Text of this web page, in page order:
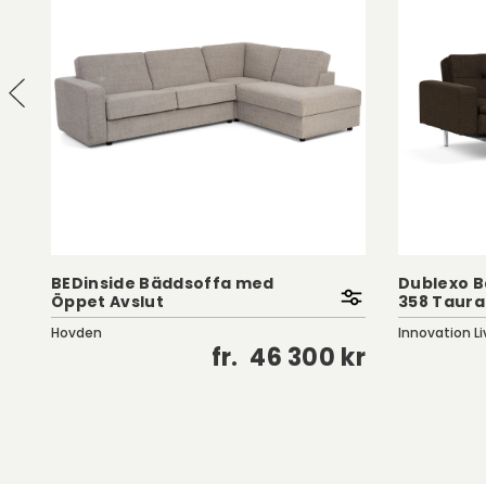
BEDinside Bäddsoffa med
Öppet Avslut
Hovden
fr. 46 300 kr
Dublexo
358
Innovation